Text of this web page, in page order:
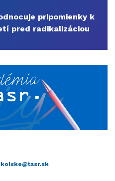
pripomienky k
pred radikalizáciou